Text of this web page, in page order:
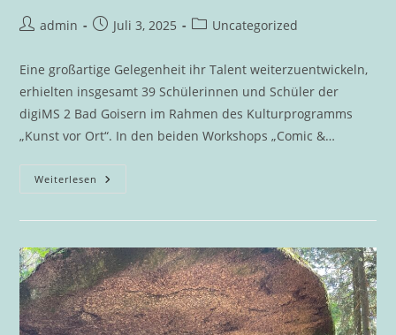
Beitrags-
admin
BeitragJuli 3, 2025
Beitrags-
Uncategorized
Eine großartige Gelegenheit ihr Talent weiterzuentwickeln,
erhielten insgesamt 39 Schülerinnen und Schüler der
digiMS 2 Bad Goisern im Rahmen des Kulturprogramms
„Kunst vor Ort“. In den beiden Workshops „Comic &…
Weiterlesen Talenteförderung
Für
Künstlerinnen